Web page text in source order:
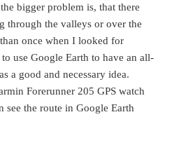
bigger problem is, that there
through the valleys or over the
once when I looked for
use Google Earth to have an all-
a good and necessary idea.
Forerunner 205 GPS watch
see the route in Google Earth